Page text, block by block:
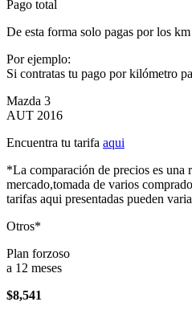
Pago total
De esta forma solo pagas por los
Por ejemplo:
Si contratas tu pago por kilómetro
Mazda 3
AUT 2016
Encuentra tu tarifa aqui
*La comparación de precios es una
mercado,tomada de varios
tarifas aqui presentadas pueden
Otros*
Plan forzoso
a 12 meses
$8,541